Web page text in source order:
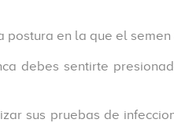
postura en la que el
debes sentirte
sus pruebas de